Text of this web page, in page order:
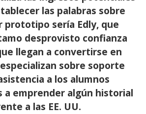
las palabras sobre
prototipo serí­a Edly, que
desprovisto confianza
llegan a convertirse en
sobre soporte
a los alumnos
a emprender algún historial
a las EE. UU.